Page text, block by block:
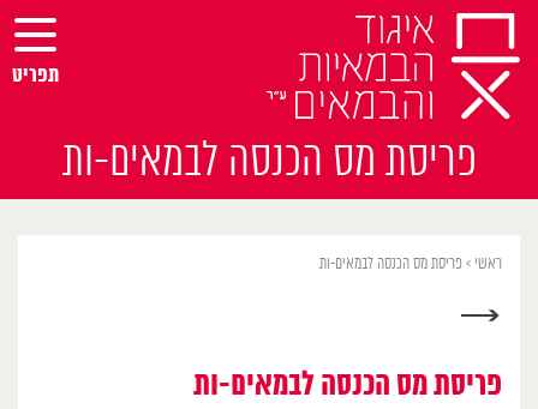
Skip
content
פריסת מס הכנסה לבמאים-ות
תפריט
ראשי > פריסת מס הכנסה לבמאים-ות
→
פריסת מס הכנסה לבמאים-ות